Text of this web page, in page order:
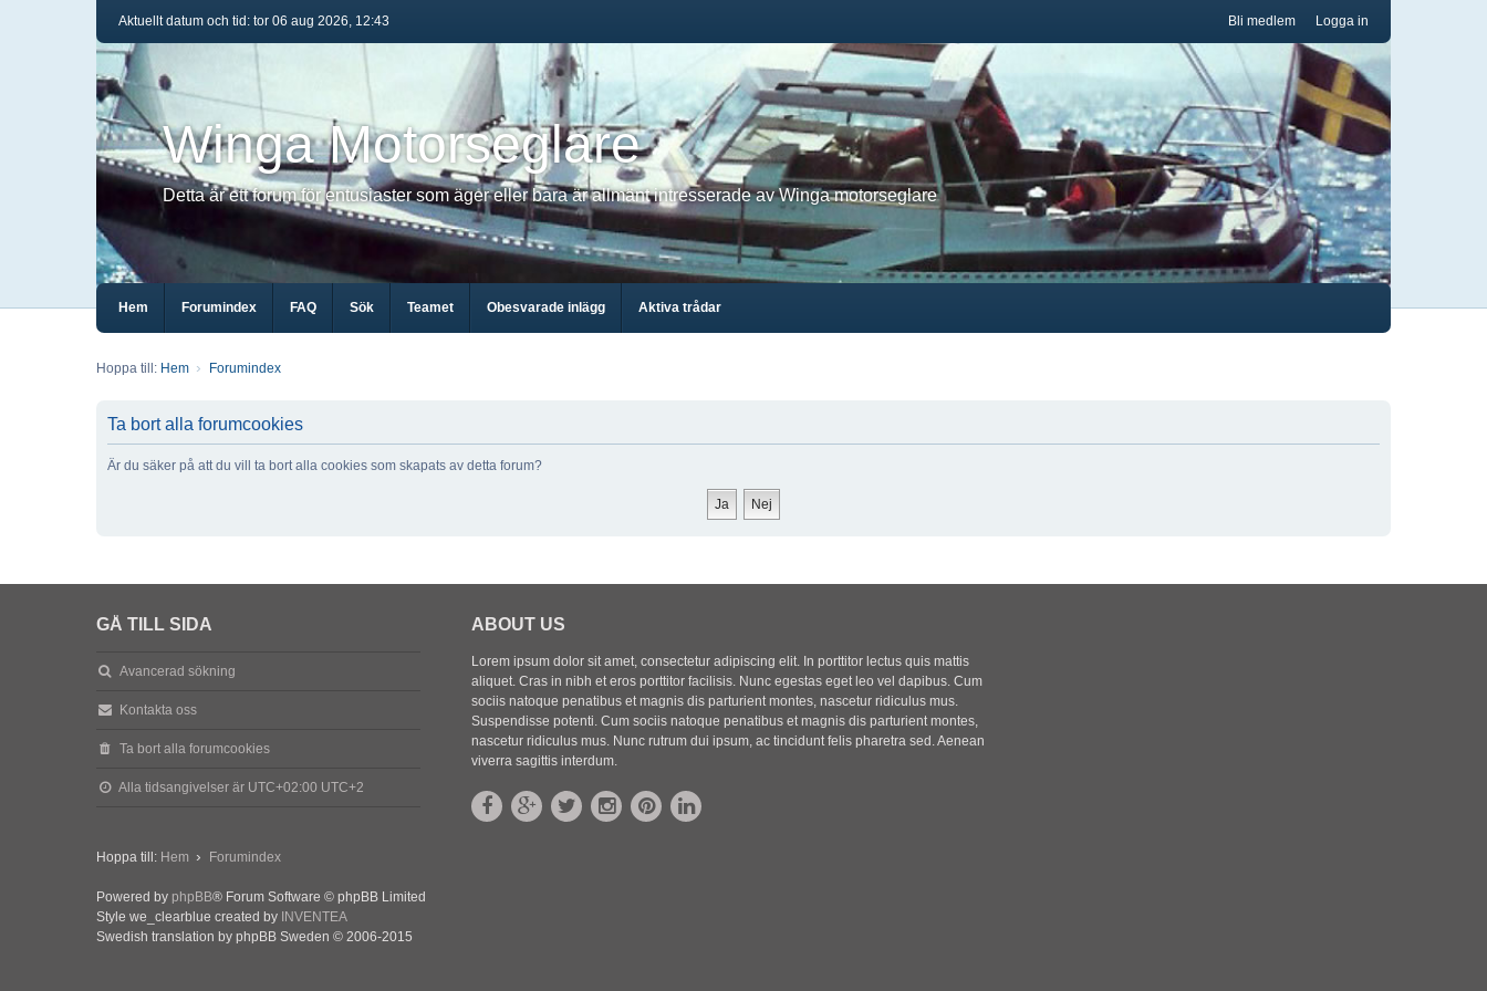
Logga in
Bli medlem
Aktuellt datum och tid: tor 06 aug 2026, 12:43
Winga Motorseglare
Detta är ett forum för entusiaster som äger eller bara är allmänt intresserade av Winga motorseglare
Hem Forumindex FAQ Sök Teamet Obesvarade inlägg Aktiva trådar
Hoppa till: Hem Forumindex
Ta bort alla forumcookies
Är du säker på att du vill ta bort alla cookies som skapats av detta forum?
GÅ TILL SIDA
Avancerad sökning
Kontakta oss
Ta bort alla forumcookies
Alla tidsangivelser är UTC+02:00 UTC+2
ABOUT US
Lorem ipsum dolor sit amet, consectetur adipiscing elit. In porttitor lectus quis mattis
aliquet. Cras in nibh et eros porttitor facilisis. Nunc egestas eget leo vel dapibus. Cum
sociis natoque penatibus et magnis dis parturient montes, nascetur ridiculus mus.
Suspendisse potenti. Cum sociis natoque penatibus et magnis dis parturient montes,
nascetur ridiculus mus. Nunc rutrum dui ipsum, ac tincidunt felis pharetra sed. Aenean
viverra sagittis interdum.
Hoppa till: Hem Forumindex
Powered by phpBB® Forum Software © phpBB Limited
Style we_clearblue created by INVENTEA
Swedish translation by phpBB Sweden © 2006-2015